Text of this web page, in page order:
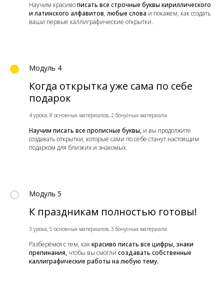
Научим красивописать все строчные буквы кириллического
и латинского алфавитов, любые слова и покажем, как создать
ваши первые каллиграфические открытки.
Модуль 4
Когда открытка уже сама по себе
подарок
4 урока, 8 основных материалов, 2 бонусных материала
Научим писать все прописные буквы, и вы продолжите
создавать открытки, которые сами по себе станут настоящим
подарком для близких и знакомых.
Модуль 5
К праздникам полностью готовы!
3 урока, 5 основных материалов, 3 бонусных материала
Разберёмся с тем, каккрасиво писать все цифры, знаки
препинания, чтобы вы смогли создавать собственные
каллиграфические работы на любую тему.